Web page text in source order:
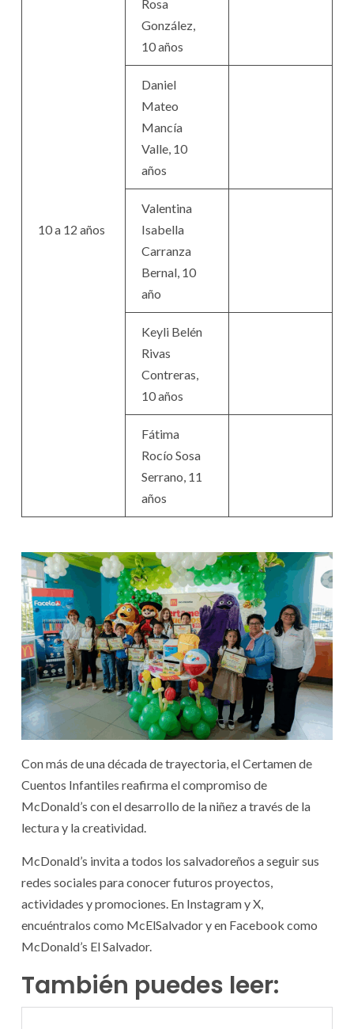
10 a 12 años
Rosa
González,
10 años
Daniel
Mateo
Mancía
Valle, 10
años
Valentina
Isabella
Carranza
Bernal, 10
año
Keyli Belén
Rivas
Contreras,
10 años
Fátima
Rocío Sosa
Serrano, 11
años
Con más de una década de trayectoria, el Certamen de
Cuentos Infantiles reafirma el compromiso de
McDonald’s con el desarrollo de la niñez a través de la
lectura y la creatividad.
McDonald’s invita a todos los salvadoreños a seguir sus
redes sociales para conocer futuros proyectos,
actividades y promociones. En Instagram y X,
encuéntralos como McElSalvador y en Facebook como
McDonald’s El Salvador.
También puedes leer: